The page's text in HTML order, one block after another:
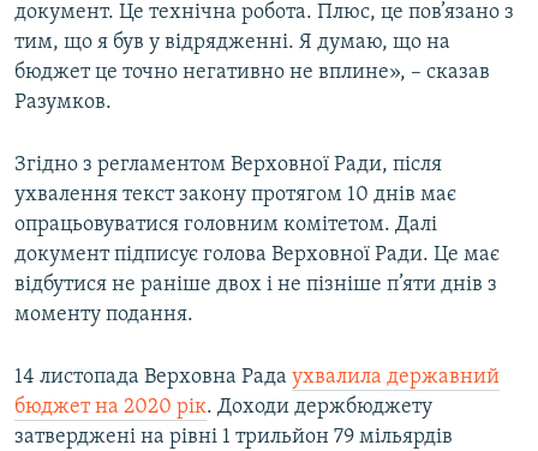
документ. Це технічна робота. Плюс, це пов’язано з
тим, що я був у відрядженні. Я думаю, що на
бюджет це точно негативно не вплине», – сказав
Разумков.
Згідно з регламентом Верховної Ради, після
ухвалення текст закону протягом 10 днів має
опрацьовуватися головним комітетом. Далі
документ підписує голова Верховної Ради. Це має
відбутися не раніше двох і не пізніше п’яти днів з
моменту подання.
14 листопада Верховна Рада ухвалила державний
бюджет на 2020 рік. Доходи держбюджету
затверджені на рівні 1 трильйон 79 мільярдів